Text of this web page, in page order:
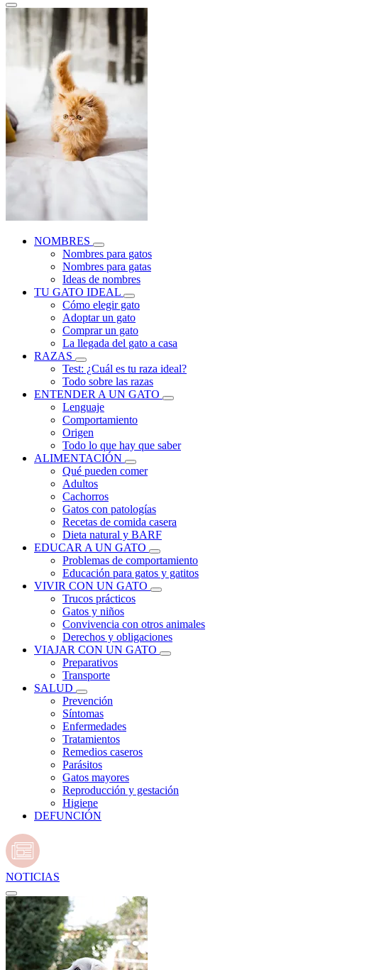
NOMBRES
Nombres para gatos
Nombres para gatas
Ideas de nombres
TU GATO IDEAL
Cómo elegir gato
Adoptar un gato
Comprar un gato
La llegada del gato a casa
RAZAS
Test: ¿Cuál es tu raza ideal?
Todo sobre las razas
ENTENDER A UN GATO
Lenguaje
Comportamiento
Origen
Todo lo que hay que saber
ALIMENTACIÓN
Qué pueden comer
Adultos
Cachorros
Gatos con patologías
Recetas de comida casera
Dieta natural y BARF
EDUCAR A UN GATO
Problemas de comportamiento
Educación para gatos y gatitos
VIVIR CON UN GATO
Trucos prácticos
Gatos y niños
Convivencia con otros animales
Derechos y obligaciones
VIAJAR CON UN GATO
Preparativos
Transporte
SALUD
Prevención
Síntomas
Enfermedades
Tratamientos
Remedios caseros
Parásitos
Gatos mayores
Reproducción y gestación
Higiene
DEFUNCIÓN
NOTICIAS